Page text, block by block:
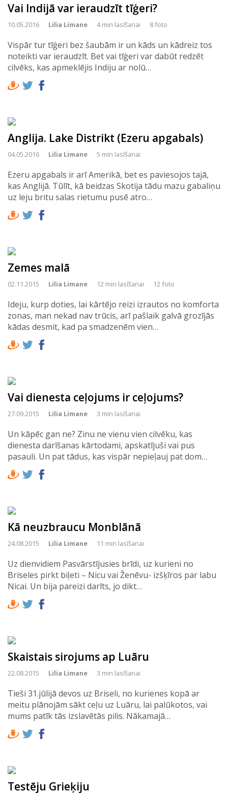
Vai Indijā var ieraudzīt tīģeri?
10.05.2016 Lilia Limane 4 min lasīšanai 8 foto
Vispār tur tīģeri bez šaubām ir un kāds un kādreiz tos
noteikti var ieraudzīt. Bet vai tīģeri var dabūt redzēt
cilvēks, kas apmeklējis Indiju ar nolū…
Anglija. Lake Distrikt (Ezeru apgabals)
04.05.2016 Lilia Limane 5 min lasīšanai
Ezeru apgabals ir arī Amerikā, bet es paviesojos tajā,
kas Anglijā. Tūlīt, kā beidzas Skotija tādu mazu gabaliņu
uz leju britu salas rietumu pusē atro…
Zemes malā
02.11.2015 Lilia Limane 12 min lasīšanai 12 foto
Ideju, kurp doties, lai kārtējo reizi izrautos no komforta
zonas, man nekad nav trūcis, arī pašlaik galvā grozījās
kādas desmit, kad pa smadzenēm vien…
Vai dienesta ceļojums ir ceļojums?
27.09.2015 Lilia Limane 3 min lasīšanai
Un kāpēc gan ne? Zinu ne vienu vien cilvēku, kas
dienesta darīšanas kārtodami, apskatījuši vai pus
pasauli. Un pat tādus, kas vispār nepieļauj pat dom…
Kā neuzbraucu Monblānā
24.08.2015 Lilia Limane 11 min lasīšanai
Uz dienvidiem Pasvārstījusies brīdi, uz kurieni no
Briseles pirkt biļeti – Nicu vai Ženēvu- izšķīros par labu
Nicai. Un bija pareizi darīts, jo dikt…
Skaistais sirojums ap Luāru
22.08.2015 Lilia Limane 3 min lasīšanai
Tieši 31.jūlijā devos uz Briseli, no kurienes kopā ar
meitu plānojām sākt ceļu uz Luāru, lai palūkotos, vai
mums patīk tās izslavētās pilis. Nākamajā…
Testēju Grieķiju